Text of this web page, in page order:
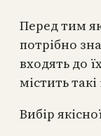
Перед тим
потрібно
входять до
містить
Вибір